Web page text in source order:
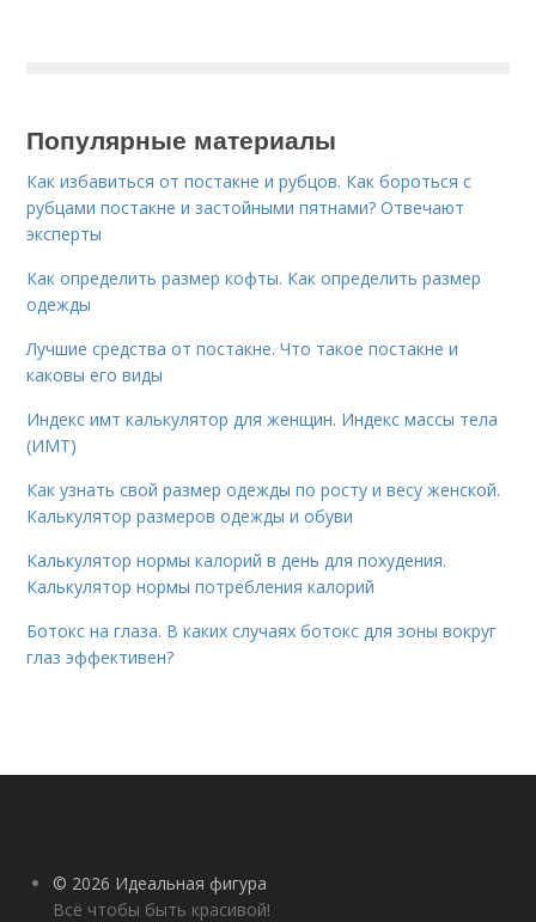
Популярные материалы
Как избавиться от постакне и рубцов. Как бороться с
рубцами постакне и застойными пятнами? Отвечают
эксперты
Как определить размер кофты. Как определить размер
одежды
Лучшие средства от постакне. Что такое постакне и
каковы его виды
Индекс имт калькулятор для женщин. Индекс массы тела
(ИМТ)
Как узнать свой размер одежды по росту и весу женской.
Калькулятор размеров одежды и обуви
Калькулятор нормы калорий в день для похудения.
Калькулятор нормы потребления калорий
Ботокс на глаза. В каких случаях ботокс для зоны вокруг
глаз эффективен?
© 2026 Идеальная фигура
Всё чтобы быть красивой!